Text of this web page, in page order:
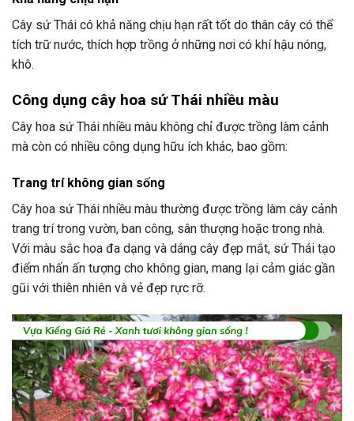
Cây sứ Thái có khả năng chịu hạn rất tốt do thân cây có thể
tích trữ nước, thích hợp trồng ở những nơi có khí hậu nóng,
khô.
Công dụng cây hoa sứ Thái nhiều màu
Cây hoa sứ Thái nhiều màu không chỉ được trồng làm cảnh
mà còn có nhiều công dụng hữu ích khác, bao gồm:
Trang trí không gian sống
Cây hoa sứ Thái nhiều màu thường được trồng làm cây cảnh
trang trí trong vườn, ban công, sân thượng hoặc trong nhà.
Với màu sắc hoa đa dạng và dáng cây đẹp mắt, sứ Thái tạo
điểm nhấn ấn tượng cho không gian, mang lại cảm giác gần
gũi với thiên nhiên và vẻ đẹp rực rỡ.